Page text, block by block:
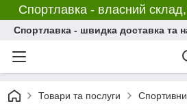
Спортлавка - власний
Спортлавка - швидка доставка та
Товари та послуги